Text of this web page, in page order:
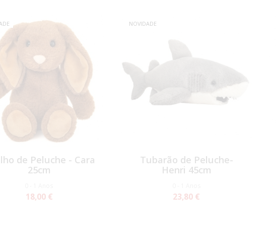
de Peluche - Cara
25cm
18,00 €
NOVIDADE
Tubarão de Peluche-
Henri 45cm
23,80 €